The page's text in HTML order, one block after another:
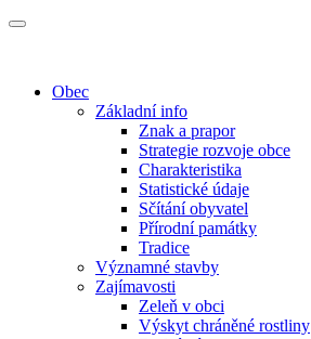
Obec
Základní info
Znak a prapor
Strategie rozvoje obce
Charakteristika
Statistické údaje
Sčítání obyvatel
Přírodní památky
Tradice
Významné stavby
Zajímavosti
Zeleň v obci
Výskyt chráněné rostliny